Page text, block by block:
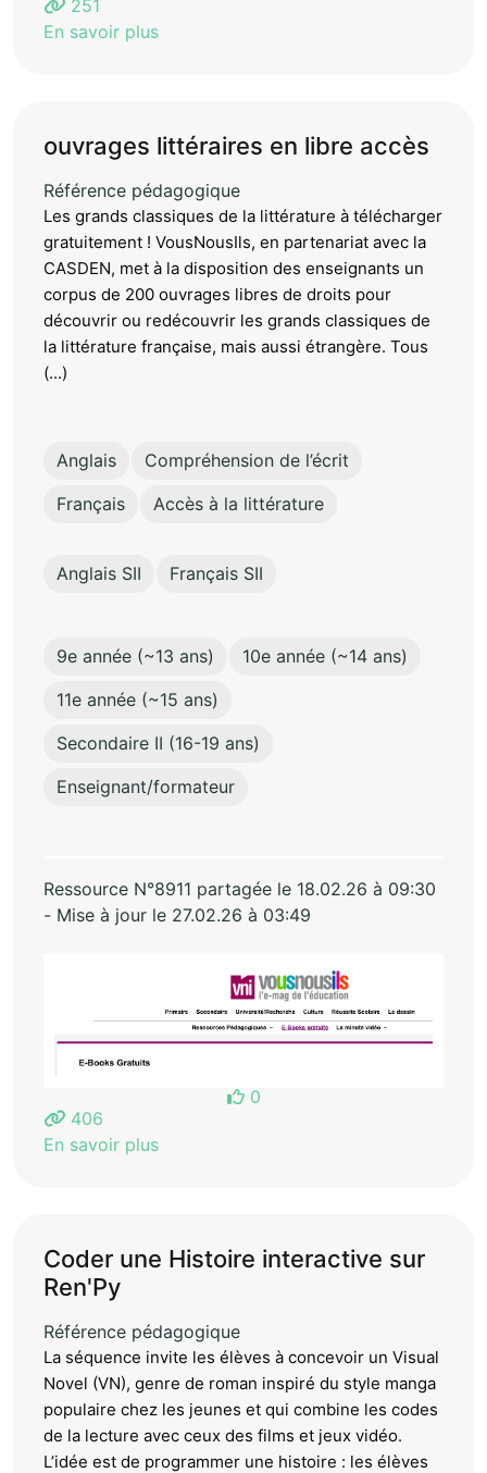
251
En savoir plus
ouvrages littéraires en libre accès
Référence pédagogique
Les grands classiques de la littérature à télécharger
gratuitement ! VousNousIls, en partenariat avec la
CASDEN, met à la disposition des enseignants un
corpus de 200 ouvrages libres de droits pour
découvrir ou redécouvrir les grands classiques de
la littérature française, mais aussi étrangère. Tous
(...)
Anglais
Compréhension de l’écrit
Français
Accès à la littérature
Anglais SII Français SII
9e année (~13 ans)
10e année (~14 ans)
11e année (~15 ans)
Secondaire II (16-19 ans)
Enseignant/formateur
Ressource N°8911 partagée le 18.02.26 à 09:30
- Mise à jour le 27.02.26 à 03:49
0
406
En savoir plus
Coder une Histoire interactive sur
Ren'Py
Référence pédagogique
La séquence invite les élèves à concevoir un Visual
Novel (VN), genre de roman inspiré du style manga
populaire chez les jeunes et qui combine les codes
de la lecture avec ceux des films et jeux vidéo.
L’idée est de programmer une histoire : les élèves